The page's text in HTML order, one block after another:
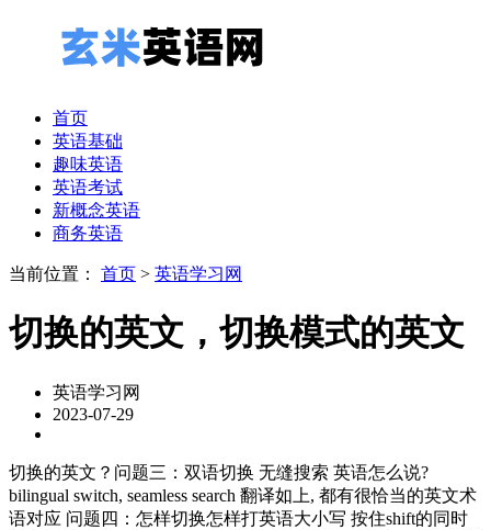
首页
英语基础
趣味英语
英语考试
新概念英语
商务英语
当前位置： 首页 > 英语学习网
切换的英文，切换模式的英文
英语学习网
2023-07-29
切换的英文？问题三：双语切换 无缝搜索 英语怎么说?
bilingual switch, seamless search 翻译如上, 都有很恰当的英文术
语对应 问题四：怎样切换怎样打英语大小写 按住shift的同时